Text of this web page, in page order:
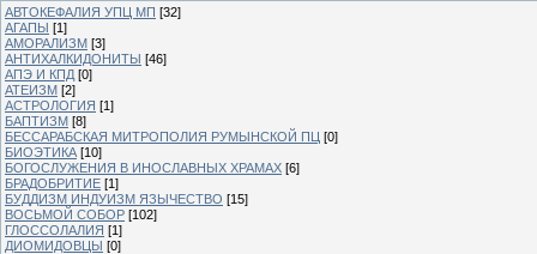
АВТОКЕФАЛИЯ УПЦ МП [32]
АГАПЫ [1]
АМОРАЛИЗМ [3]
АНТИХАЛКИДОНИТЫ [46]
АПЭ И КПД [0]
АТЕИЗМ [2]
АСТРОЛОГИЯ [1]
БАПТИЗМ [8]
БЕССАРАБСКАЯ МИТРОПОЛИЯ РУМЫНСКОЙ ПЦ [0]
БИОЭТИКА [10]
БОГОСЛУЖЕНИЯ В ИНОСЛАВНЫХ ХРАМАХ [6]
БРАДОБРИТИЕ [1]
БУДДИЗМ ИНДУИЗМ ЯЗЫЧЕСТВО [15]
ВОСЬМОЙ СОБОР [102]
ГЛОССОЛАЛИЯ [1]
ДИОМИДОВЦЫ [0]